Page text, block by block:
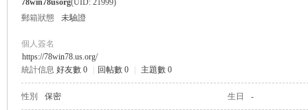
78win78usorg(UID: 21999)
郵箱狀態
未驗證
個人簽名
https://78win78.us.org/
統計信息 好友數 0 回帖數 0 主題數 0
性別 保密 生日 -